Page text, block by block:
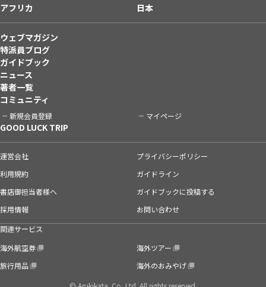
アフリカ
日本
ウェブマガジン
特派員ブログ
ガイドブック
ニュース
著者一覧
コミュニティ
新規会員登録 マイページ
GOOD LUCK TRIP
運営会社
プライバシーポリシー
利用規約
ガイドライン
書店御担当者様へ
ガイドブックに投稿する
採用情報
お問い合わせ
関連サービス
海外航空券
海外ツアー
旅行用品
海外のおみやげ